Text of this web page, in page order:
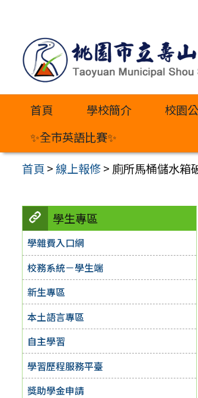
內
首頁 學校簡介 校園
✨全市英語比賽✨
首頁 >線上報修> 廁所馬桶儲水箱
學生專區
學雜費入口網
校務系統－學生端
新生專區
本土語言專區
自主學習
學習歷程服務平臺
獎助學金申請